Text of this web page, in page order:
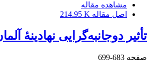
مشاهده مقاله
اصل مقاله 214.95 K
تأثیر دوجانبه‌گرایی نهادینۀ
صفحه 683-699